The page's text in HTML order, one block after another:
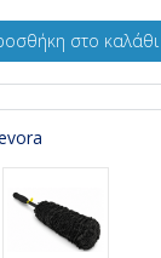
στο καλάθι